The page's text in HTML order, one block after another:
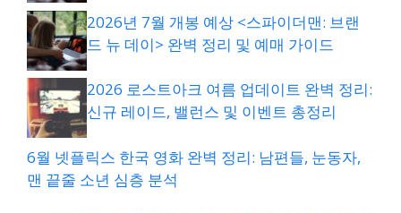
2026년 7월 개봉 예상 <스파이더맨: 브랜
드 뉴 데이> 완벽 정리 및 예매 가이드
2026 로스트아크 여름 업데이트 완벽 정리:
신규 레이드, 밸런스 및 이벤트 총정리
6월 넷플릭스 한국 영화 완벽 정리: 남편들, 눈동자,
맨 끝줄 소년 심층 분석